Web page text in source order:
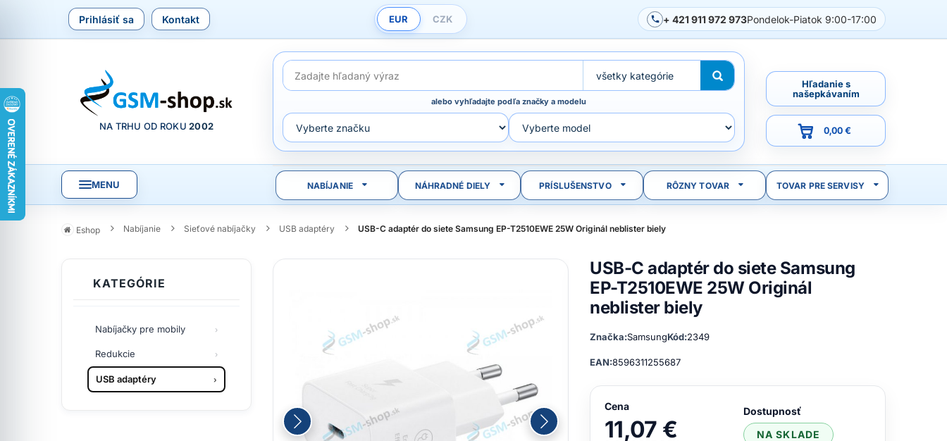
Prihlásiť sa Kontakt EUR CZK + 421 911 972 973Pondelok-Piatok 9:00-17:00
NA TRHU OD ROKU2002
alebo vyhľadajte podľa značky a modelu
Hľadanie s
našepkávaním
0,00 €
MENU NABÍJANIE NÁHRADNÉ DIELY PRÍSLUŠENSTVO RÔZNY TOVAR TOVAR PRE SERVISY
Eshop Nabíjanie Sieťové nabíjačky USB adaptéry USB-C adaptér do siete Samsung EP-T2510EWE 25W Originál neblister biely
KATEGÓRIE
Nabíjačky pre mobily
Redukcie
USB adaptéry
USB-C adaptér do siete Samsung
EP-T2510EWE 25W Originál
neblister biely
Značka:SamsungKód:2349
EAN:8596311255687
Cena
11,07 €
Dostupnosť
NA SKLADE